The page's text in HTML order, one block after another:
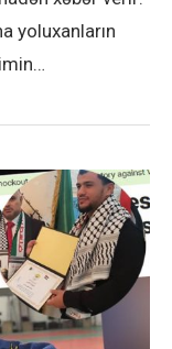
yoluxanların